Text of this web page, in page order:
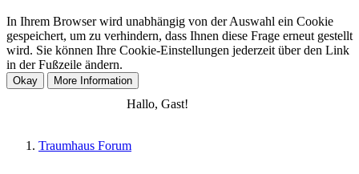
In Ihrem Browser wird unabhängig von der Auswahl ein Cookie
gespeichert, um zu verhindern, dass Ihnen diese Frage erneut gestellt
wird. Sie können Ihre Cookie-Einstellungen jederzeit über den Link
in der Fußzeile ändern.
Hallo, Gast!
Traumhaus Forum